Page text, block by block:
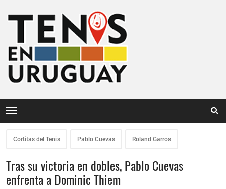
Cortitas del Tenis Pablo Cuevas Roland Garros
Tras su victoria en dobles, Pablo Cuevas
enfrenta a Dominic Thiem